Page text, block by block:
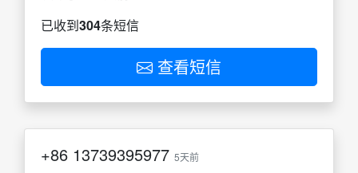
已收到304条短信
查看短信
+86 13739395977 5天前